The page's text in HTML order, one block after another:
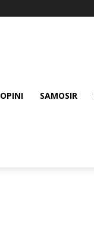
OPINI SAMOSIR